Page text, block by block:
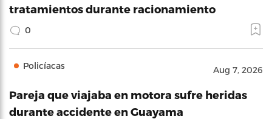
tratamientos durante racionamiento
0
Policíacas Aug 7, 2026
Pareja que viajaba en motora sufre heridas
durante accidente en Guayama